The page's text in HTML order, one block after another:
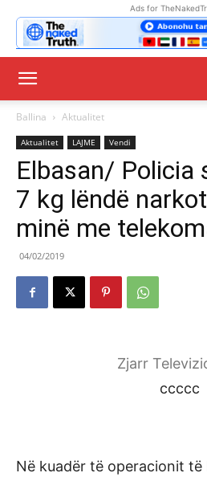
Ads for
Ballina Aktualitet
Aktualitet LAJME Vendi
Elbasan/ Policia
7 kg lëndë
minë me
04/02/2019
Zjarr
ccccc
Në kuadër të operacionit të